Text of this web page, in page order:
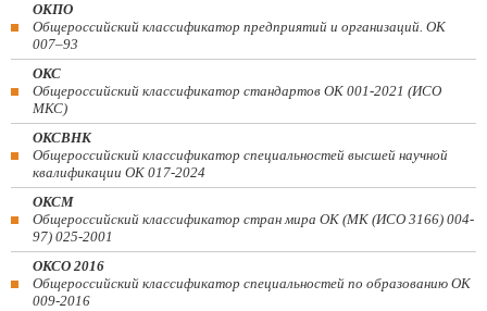
ОКПО
Общероссийский классификатор предприятий и организаций. ОК
007–93
ОКС
Общероссийский классификатор стандартов ОК 001-2021 (ИСО
МКС)
ОКСВНК
Общероссийский классификатор специальностей высшей научной
квалификации ОК 017-2024
ОКСМ
Общероссийский классификатор стран мира ОК (МК (ИСО 3166) 004-
97) 025-2001
ОКСО 2016
Общероссийский классификатор специальностей по образованию ОК
009-2016